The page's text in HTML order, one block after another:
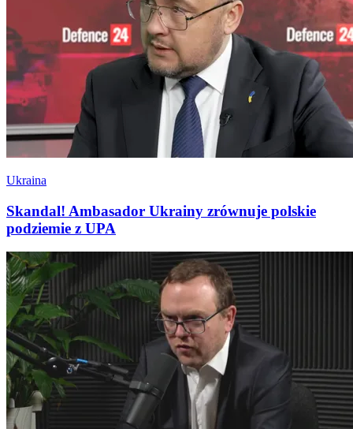
Ukraina
Skandal! Ambasador Ukrainy zrównuje polskie
podziemie z UPA